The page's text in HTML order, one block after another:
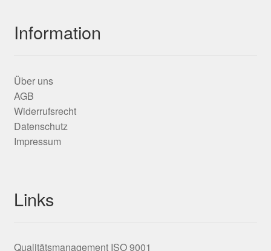
Information
Über uns
AGB
Widerrufsrecht
Datenschutz
Impressum
Links
Qualitätsmanagement ISO 9001